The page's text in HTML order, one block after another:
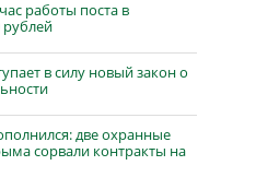
работы поста в
рублей
в силу новый закон о
две охранные
сорвали контракты на